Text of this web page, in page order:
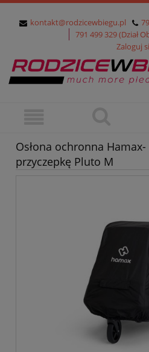
kontakt@rodzicewbiegu.pl
791 499 329 (Dział
Zaloguj
Osłona ochronna
przyczepkę Pluto M